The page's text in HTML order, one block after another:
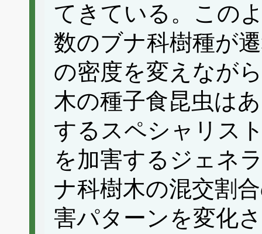
てきている。この
数のブナ科樹種が
の密度を変えなが
木の種子食昆虫は
するスペシャリス
を加害するジェネ
ナ科樹木の混交割
害パターンを変化